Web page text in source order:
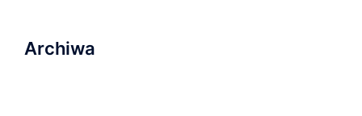
Archiwa